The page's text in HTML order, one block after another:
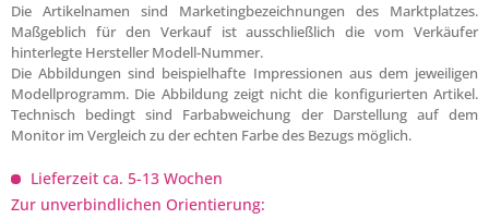
Die Artikelnamen sind Marketingbezeichnungen des Marktplatzes.
Maßgeblich für den Verkauf ist ausschließlich die vom Verkäufer
hinterlegte Hersteller Modell-Nummer.
Die Abbildungen sind beispielhafte Impressionen aus dem jeweiligen
Modellprogramm. Die Abbildung zeigt nicht die konfigurierten Artikel.
Technisch bedingt sind Farbabweichung der Darstellung auf dem
Monitor im Vergleich zu der echten Farbe des Bezugs möglich.
Lieferzeit ca. 5-13 Wochen
Zur unverbindlichen Orientierung: